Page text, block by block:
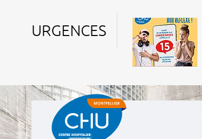
URGENCES